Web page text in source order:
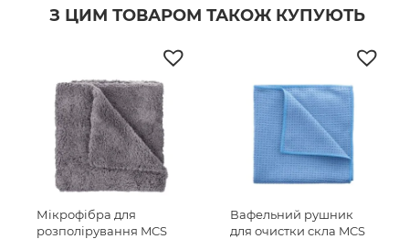
З ЦИМ ТОВАРОМ ТАКОЖ КУПУЮТЬ
Мікрофібра для
розполірування MCS
Вафельний рушник
для очистки скла MCS